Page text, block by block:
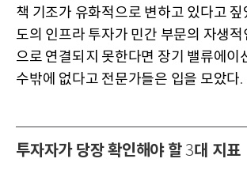
책 기조가 유화적으로 변하고 있다고 짚
도의 인프라 투자가 민간 부문의 자생적
으로 연결되지 못한다면 장기 밸류에이
수밖에 없다고 전문가들은 입을 모았다.
투자자가 당장 확인해야 할 3대 지표